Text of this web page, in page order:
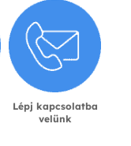
Lépj kapcsolatba
velünk